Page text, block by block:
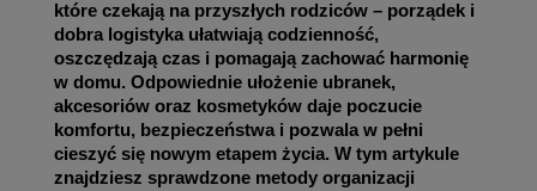
które czekają na przyszłych rodziców – porządek i
dobra logistyka ułatwiają codzienność,
oszczędzają czas i pomagają zachować harmonię
w domu. Odpowiednie ułożenie ubranek,
akcesoriów oraz kosmetyków daje poczucie
komfortu, bezpieczeństwa i pozwala w pełni
cieszyć się nowym etapem życia. W tym artykule
znajdziesz sprawdzone metody organizacji